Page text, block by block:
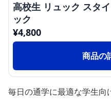
高校生 リュック スタ
ック
¥4,800
商品の
毎日の通学に最適な学生向